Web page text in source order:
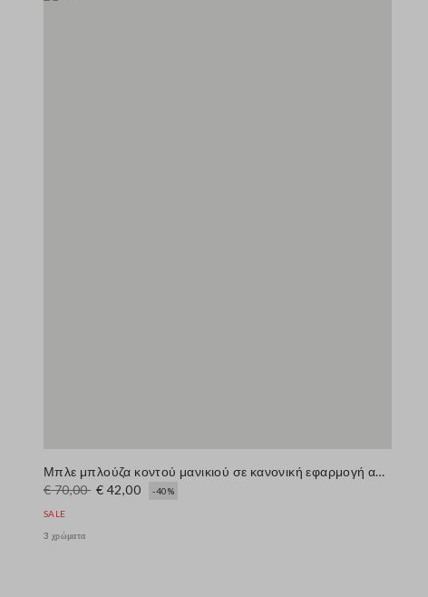
Μπλε μπλούζα κοντού μανικιού σε κανονική εφαρμογή από μείγμα μαλλιού
€ 70,00 € 42,00 -40%
SALE
3 χρώματα